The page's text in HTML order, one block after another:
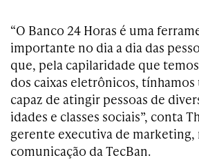
“O Banco 24 Horas é uma
importante no dia a dia das
que, pela capilaridade que
dos caixas eletrônicos, tínhamos
capaz de atingir pessoas de
idades e classes sociais”, conta
gerente executiva de marketing,
comunicação da TecBan.